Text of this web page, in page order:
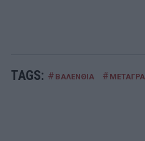
TAGS: # ΒΑΛΕΝΘΙΑ #